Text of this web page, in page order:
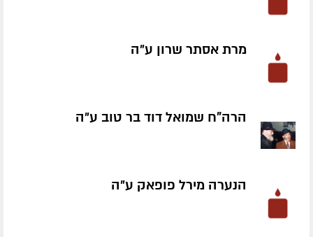
מרת אסתר שרון ע״ה
הרה"ח שמואל דוד בר טוב ע״ה
הנערה מירל פופאק ע״ה